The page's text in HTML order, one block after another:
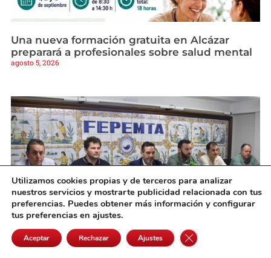
Una nueva formación gratuita en Alcázar
preparará a profesionales sobre salud mental
agosto 5, 2026
Diputación y FEPEMTA promueven la
Utilizamos cookies propias y de terceros para analizar
nuestros servicios y mostrarte publicidad relacionada con tus
preferencias. Puedes obtener más información y configurar
tus preferencias en ajustes.
Aceptar Rechazar Ajustes Cerrar el banner de